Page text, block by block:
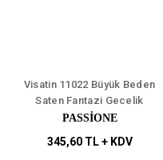
Visatin 11022 Büyük Beden
Saten Fantazi Gecelik
PASSİONE
345,60 TL + KDV